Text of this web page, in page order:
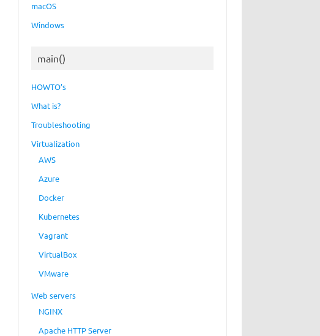
macOS
Windows
main()
HOWTO’s
What is?
Troubleshooting
Virtualization
AWS
Azure
Docker
Kubernetes
Vagrant
VirtualBox
VMware
Web servers
NGINX
Apache HTTP Server